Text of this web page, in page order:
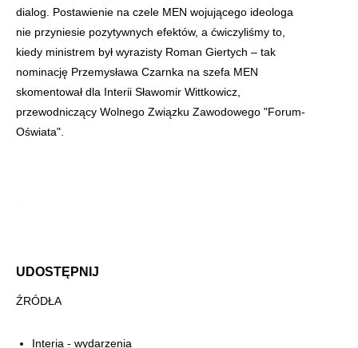
dialog. Postawienie na czele MEN wojującego ideologa
nie przyniesie pozytywnych efektów, a ćwiczyliśmy to,
kiedy ministrem był wyrazisty Roman Giertych – tak
nominację Przemysława Czarnka na szefa MEN
skomentował dla Interii Sławomir Wittkowicz,
przewodniczący Wolnego Związku Zawodowego "Forum-
Oświata".
UDOSTĘPNIJ
ŹRÓDŁA
Interia - wydarzenia